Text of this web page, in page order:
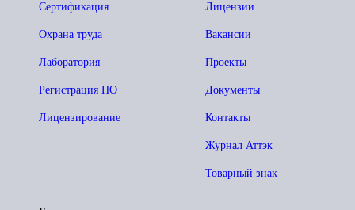
Лицензии
Вакансии
Проекты
Документы
Контакты
Журнал Аттэк
Товарный знак
Сертификация
Охрана труда
Лаборатория
Регистрация ПО
Лицензирование